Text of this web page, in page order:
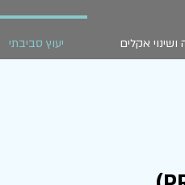
ושינוי אקלים יעוץ סביבתי